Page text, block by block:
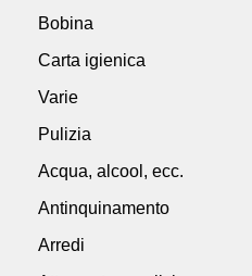
Bobina
Carta igienica
Varie
Pulizia
Acqua, alcool, ecc.
Antinquinamento
Arredi